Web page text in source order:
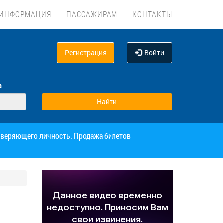
ПАССАЖИРАМ КОНТАКТЫ
Регистрация Войти
личность. Продажа билетов